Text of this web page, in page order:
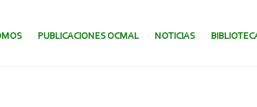
PUBLICACIONES OCMAL NOTICIAS